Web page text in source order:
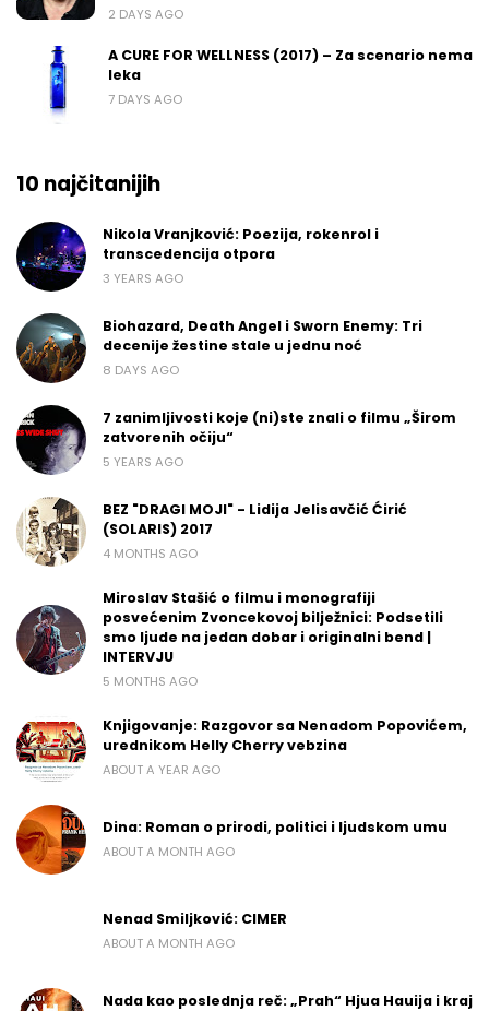
2 DAYS AGO
A CURE FOR WELLNESS (2017) – Za scenario nema
leka
7 DAYS AGO
10 najčitanijih
Nikola Vranjković: Poezija, rokenrol i
transcedencija otpora
3 YEARS AGO
Biohazard, Death Angel i Sworn Enemy: Tri
decenije žestine stale u jednu noć
8 DAYS AGO
7 zanimljivosti koje (ni)ste znali o filmu „Širom
zatvorenih očiju“
5 YEARS AGO
BEZ "DRAGI MOJI" - Lidija Jelisavčić Ćirić
(SOLARIS) 2017
4 MONTHS AGO
Miroslav Stašić o filmu i monografiji
posvećenim Zvoncekovoj bilježnici: Podsetili
smo ljude na jedan dobar i originalni bend |
INTERVJU
5 MONTHS AGO
Knjigovanje: Razgovor sa Nenadom Popovićem,
urednikom Helly Cherry vebzina
ABOUT A YEAR AGO
Dina: Roman o prirodi, politici i ljudskom umu
ABOUT A MONTH AGO
Nenad Smiljković: CIMER
ABOUT A MONTH AGO
Nada kao poslednja reč: „Prah“ Hjua Hauija i kraj